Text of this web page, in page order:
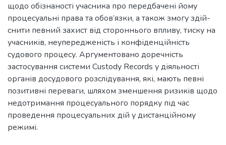
щодо обізнаності учасника про передбачені йому
процесуальні права та обов’язки, а також змогу здій-
снити певний захист від стороннього впливу, тиску на
учасників, неупередженість і конфіденційність
судового процесу. Аргументовано доречність
застосування системи Custody Records у діяльності
органів досудового розслідування, які, мають певні
позитивні переваги, шляхом зменшення ризиків щодо
недотримання процесуального порядку під час
проведення процесуальних дій у дистанційному
режимі.